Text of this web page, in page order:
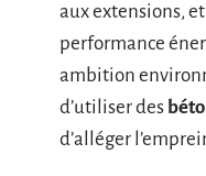
aux extensions,
performance
ambition
d’utiliser des
d’alléger